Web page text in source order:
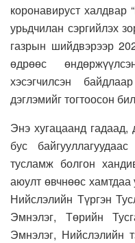
коронавируст халдвар
урьдчилан сэргийлэх
газрын шийдвэрээр
өдрөөс
хэсэгчилсэн
дэглэмийг тогтоосон
Энэ хугацаанд
бус
тусламж болгон
аюулт өвчнөөс хамтдаа
Нийслэлийн Түргэн
Эмнэлэг, Төрийн
Эмнэлэг, Нийслэлийн